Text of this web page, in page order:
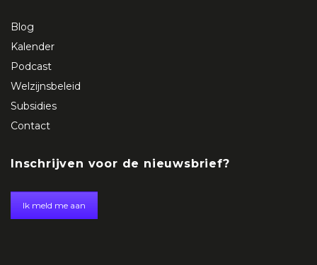
Blog
Kalender
Podcast
Welzijnsbeleid
Subsidies
Contact
Inschrijven voor de nieuwsbrief?
Ik meld me aan